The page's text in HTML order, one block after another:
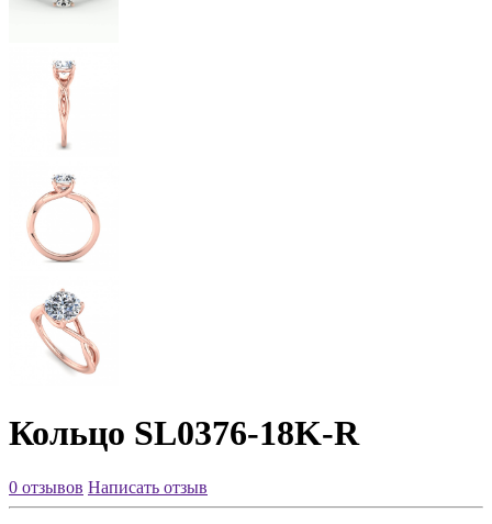
Кольцо SL0376-18K-R
0 отзывов Написать отзыв